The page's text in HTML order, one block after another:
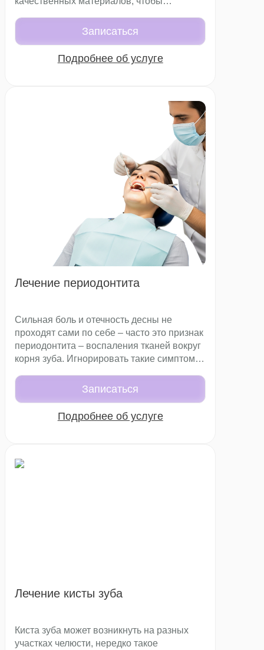
Каждый случай индивидуален, поэтому
наши стоматологи подбирают именно те
методы, которые максимально
эффективны для конкретного пациента.
Записаться
Подробнее об услуге
Лечение периодонтита
Сильная боль и отечность десны не
проходят сами по себе – часто это признак
периодонтита – воспаления тканей вокруг
корня зуба. Игнорировать такие симптомы
зуба и развитию серьезного воспаления.
Записаться
Подробнее об услуге
Лечение кисты зуба
Киста зуба может возникнуть на разных
участках челюсти, нередко такое